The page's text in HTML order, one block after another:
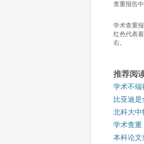
查重报告
学术查重
红色代表
右。
推荐阅
学术不端
比亚迪
北科大中
学术查重
本科论文